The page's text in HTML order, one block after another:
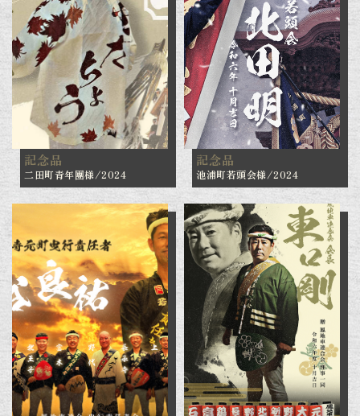
記念品
二田町青年團様/2024
記念品
池浦町若頭会様/2024